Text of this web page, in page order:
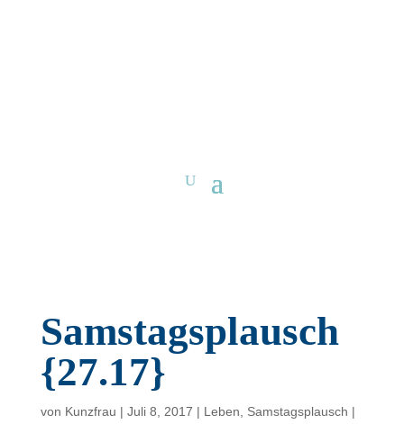
Samstagsplausch
{27.17}
von Kunzfrau | Juli 8, 2017 | Leben Samstagsplausch |